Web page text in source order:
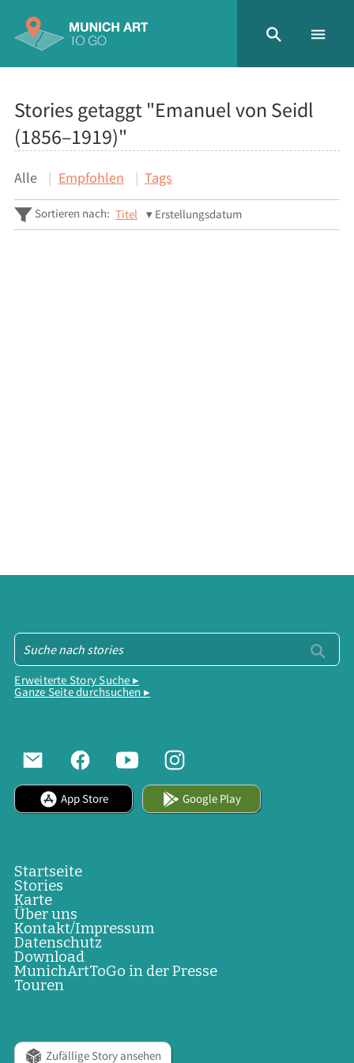
Stories getaggt "Emanuel von Seidl
(1856–1919)"
Alle Empfohlen Tags
Sortieren nach: Titel Erstellungsdatum
Erweiterte Story Suche ▸
Ganze Seite durchsuchen ▸
App Store Google Play
Startseite
Stories
Karte
Über uns
Kontakt/Impressum
Datenschutz
Download
MunichArtToGo in der Presse
Touren
Zufällige Story ansehen